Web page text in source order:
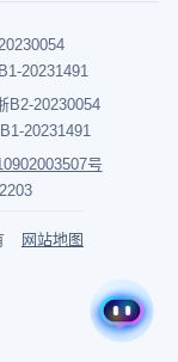
20231491
B2-20230054
20231491
号
网站地图